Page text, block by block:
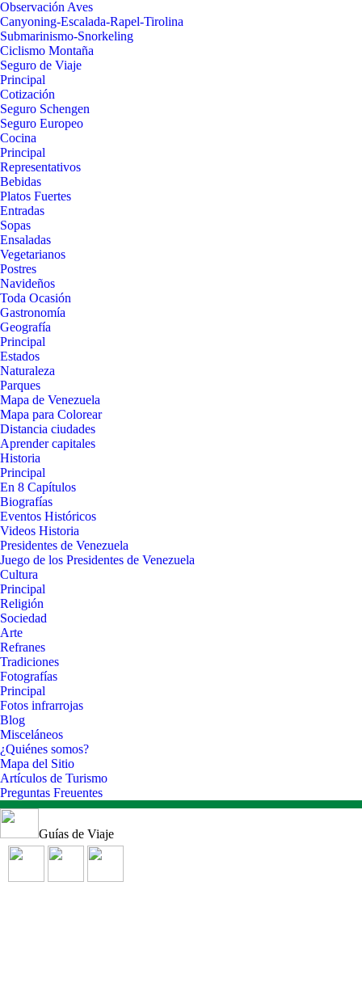
Observación Aves
Canyoning-Escalada-Rapel-Tirolina
Submarinismo-Snorkeling
Ciclismo Montaña
Seguro de Viaje
Principal
Cotización
Seguro Schengen
Seguro Europeo
Cocina
Principal
Representativos
Bebidas
Platos Fuertes
Entradas
Sopas
Ensaladas
Vegetarianos
Postres
Navideños
Toda Ocasión
Gastronomía
Geografía
Principal
Estados
Naturaleza
Parques
Mapa de Venezuela
Mapa para Colorear
Distancia ciudades
Aprender capitales
Historia
Principal
En 8 Capítulos
Biografías
Eventos Históricos
Videos Historia
Presidentes de Venezuela
Juego de los Presidentes de Venezuela
Cultura
Principal
Religión
Sociedad
Arte
Refranes
Tradiciones
Fotografías
Principal
Fotos infrarrojas
Blog
Misceláneos
¿Quiénes somos?
Mapa del Sitio
Artículos de Turismo
Preguntas Freuentes
Guías de Viaje